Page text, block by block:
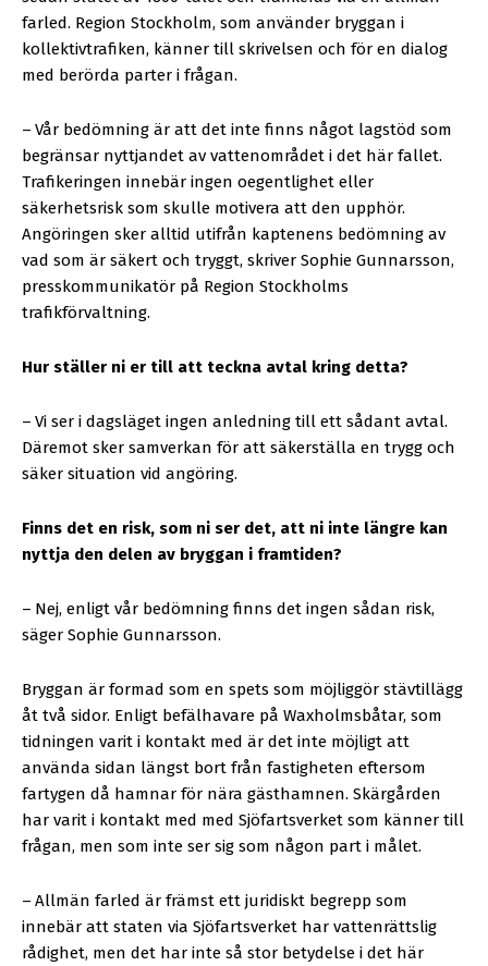
farled. Region Stockholm, som använder bryggan i
kollektivtrafiken, känner till skrivelsen och för en dialog
med berörda parter i frågan.
– Vår bedömning är att det inte finns något lagstöd som
begränsar nyttjandet av vattenområdet i det här fallet.
Trafikeringen innebär ingen oegentlighet eller
säkerhetsrisk som skulle motivera att den upphör.
Angöringen sker alltid utifrån kaptenens bedömning av
vad som är säkert och tryggt, skriver Sophie Gunnarsson,
presskommunikatör på Region Stockholms
trafikförvaltning.
Hur ställer ni er till att teckna avtal kring detta?
– Vi ser i dagsläget ingen anledning till ett sådant avtal.
Däremot sker samverkan för att säkerställa en trygg och
säker situation vid angöring.
Finns det en risk, som ni ser det, att ni inte längre kan
nyttja den delen av bryggan i framtiden?
– Nej, enligt vår bedömning finns det ingen sådan risk,
säger Sophie Gunnarsson.
Bryggan är formad som en spets som möjliggör stävtillägg
åt två sidor. Enligt befälhavare på Waxholmsbåtar, som
tidningen varit i kontakt med är det inte möjligt att
använda sidan längst bort från fastigheten eftersom
fartygen då hamnar för nära gästhamnen. Skärgården
har varit i kontakt med med Sjöfartsverket som känner till
frågan, men som inte ser sig som någon part i målet.
– Allmän farled är främst ett juridiskt begrepp som
innebär att staten via Sjöfartsverket har vattenrättslig
rådighet, men det har inte så stor betydelse i det här